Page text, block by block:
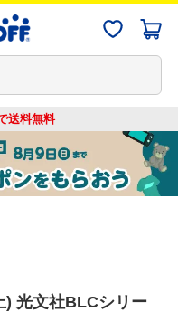
送料無料
) 光文社BLCシリー